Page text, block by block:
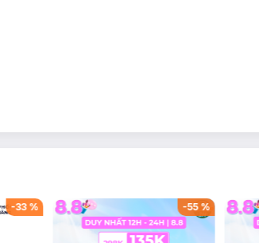
-33% -55%